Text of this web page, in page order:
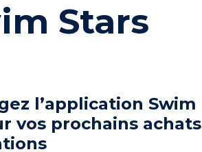
Stars
l’application Swim
vos prochains achats